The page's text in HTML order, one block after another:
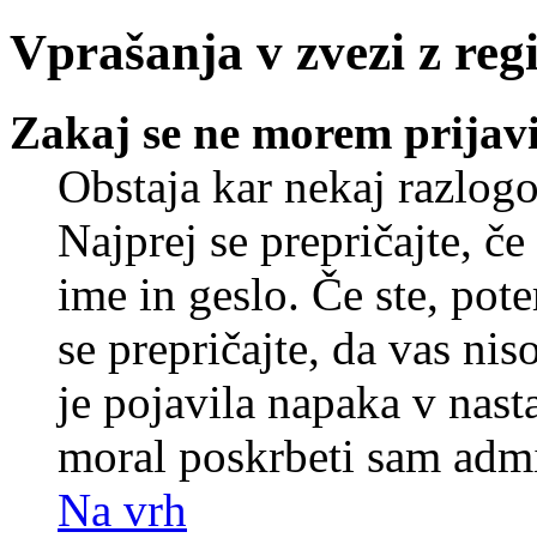
Vprašanja v zvezi z
Zakaj se ne morem
Obstaja kar nekaj
Najprej se prepričajte,
ime in geslo. Če ste,
se prepričajte, da vas
je pojavila napaka v
moral poskrbeti sam
Na vrh